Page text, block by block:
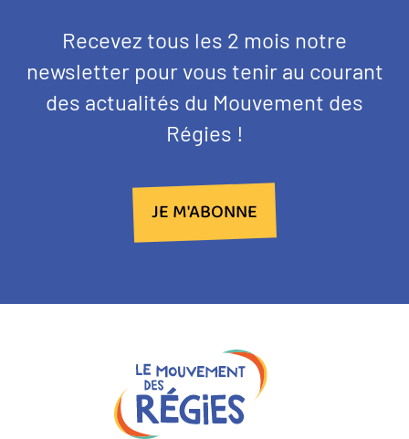
BANDEAU
NEWSLETTER
Texte
d'introduction
Recevez tous les 2 mois notre
newsletter pour vous tenir au courant
des actualités du Mouvement des
Régies !
JE M'ABONNE